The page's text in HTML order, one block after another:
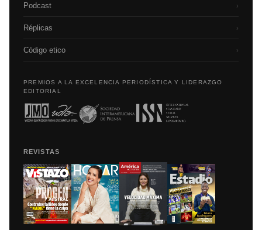
Podcast ›
Réplicas ›
Código etico ›
PREMIOS A LA EXCELENCIA PERIODÍSTICA Y LIDERAZGO
EDITORIAL
REVISTAS